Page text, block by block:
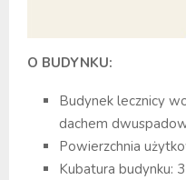
O BUDYNKU:
Budynek lecznicy
dachem
Powierzchnia
Kubatura budynku: